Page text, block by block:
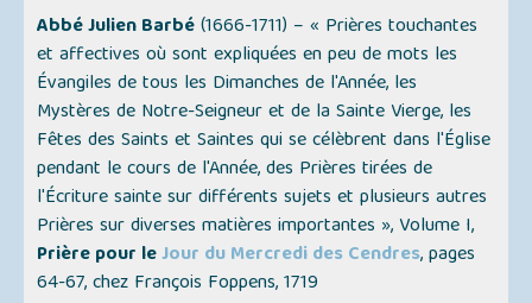
Abbé Julien Barbé(1666-1711) –« Prières touchantes
et affectives où sont expliquées en peu de mots les
Évangiles de tous les Dimanches de l'Année, les
Mystères de Notre-Seigneur et de la Sainte Vierge, les
Fêtes des Saints et Saintes qui se célèbrent dans l'Église
pendant le cours de l'Année, des Prières tirées de
l'Écriture sainte sur différents sujets et plusieurs autres
Prières sur diverses matières importantes », Volume I,
Prière pour leJour du Mercredi des Cendres, pages
64-67, chez François Foppens, 1719